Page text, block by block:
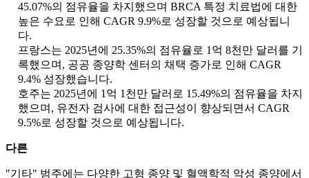
45.07%의 점유율을 차지했으며 BRCA 특정 치료법에 대한
높은 수요로 인해 CAGR 9.9%로 성장할 것으로 예상됩니
다.
프랑스는 2025년에 25.35%의 점유율로 1억 8천만 달러를 기
록했으며, 공공 종양학 센터의 채택 증가로 인해 CAGR
9.4% 성장했습니다.
호주는 2025년에 1억 1천만 달러로 15.49%의 점유율을 차지
했으며, 유전자 검사에 대한 접근성이 향상되면서 CAGR
9.5%로 성장할 것으로 예상됩니다.
다른
"기타" 범주에는 다양한 고형 종양 및 혈액학적 악성 종양에서